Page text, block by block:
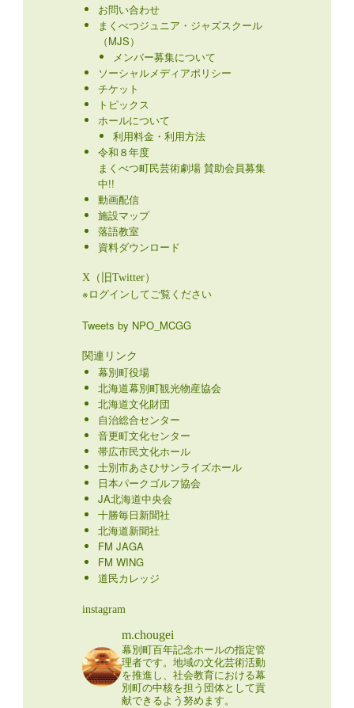
お問い合わせ
まくべつジュニア・ジャズスクール
（MJS）
メンバー募集について
ソーシャルメディアポリシー
チケット
トピックス
ホールについて
利用料金・利用方法
令和８年度
まくべつ町民芸術劇場 賛助会員募集
中!!
動画配信
施設マップ
落語教室
資料ダウンロード
X（旧Twitter）
※ログインしてご覧ください
Tweets by NPO_MCGG
関連リンク
幕別町役場
北海道幕別町観光物産協会
北海道文化財団
自治総合センター
音更町文化センター
帯広市民文化ホール
士別市あさひサンライズホール
日本パークゴルフ協会
JA北海道中央会
十勝毎日新聞社
北海道新聞社
FM JAGA
FM WING
道民カレッジ
instagram
m.chougei
幕別町百年記念ホールの指定管
理者です。地域の文化芸術活動
を推進し、社会教育における幕
別町の中核を担う団体として貢
献できるよう努めます。